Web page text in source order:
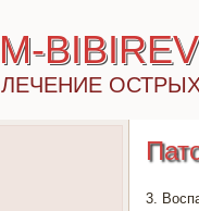
M-
ЛЕЧЕНИЕ
3.